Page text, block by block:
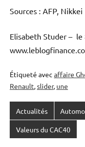
Sources : AFP, Nikkei
Elisabeth Studer –
Étiqueté avec affaire
Renault,slider, une
Actualités
Valeurs du CAC40